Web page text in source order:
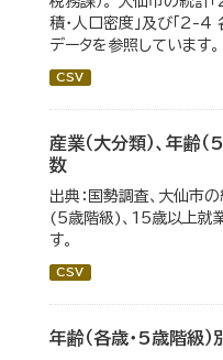
積・人口密度」及び「2-4
データを参照しています。
CSV
産業（大分類）、年齢
数
出典：国勢調査、大仙市
(5歳階級)、15歳以上就業
す。
CSV
年齢（各歳・5歳階級）